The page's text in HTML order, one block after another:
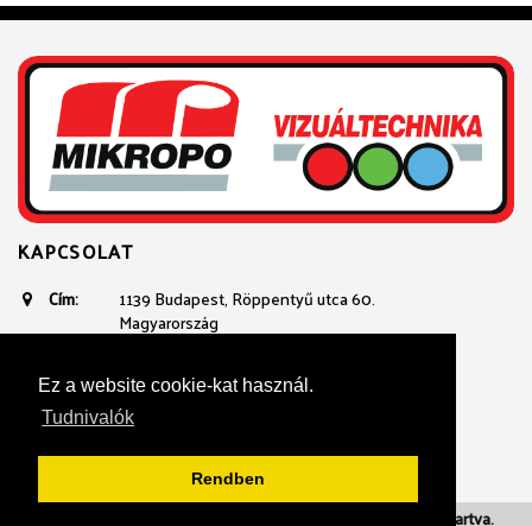
Ez a website cookie-kat használ.
Tudnivalók
Rendben
KAPCSOLAT
Cím:
1139 Budapest, Röppentyű utca 60.
Magyarország
Telefon: +361 236 3100
+36 20 934 23 40
| 2018. Mikropo. Minden jog fenntartva.